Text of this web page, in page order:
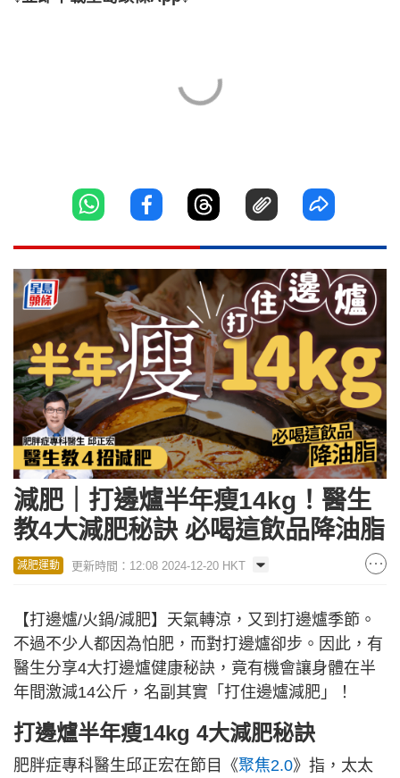
減肥｜打邊爐半年瘦14kg！醫生
教4大減肥秘訣 必喝這飲品降油脂
減肥運動 更新時間：12:08 2024-12-20 HKT
【打邊爐/火鍋/減肥】天氣轉涼，又到打邊爐季節。
不過不少人都因為怕肥，而對打邊爐卻步。因此，有
醫生分享4大打邊爐健康秘訣，竟有機會讓身體在半
年間激減14公斤，名副其實「打住邊爐減肥」！
打邊爐半年瘦14kg 4大減肥秘訣
肥胖症專科醫生邱正宏在節目《聚焦2.0》指，太太